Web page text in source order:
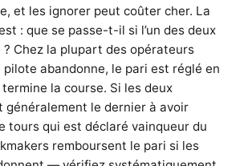
et les ignorer peut coûter cher. La
: que se passe-t-il si l’un des deux
Chez la plupart des opérateurs
abandonne, le pari est réglé en
la course. Si les deux
généralement le dernier à avoir
tours qui est déclaré vainqueur du
remboursent le pari si les